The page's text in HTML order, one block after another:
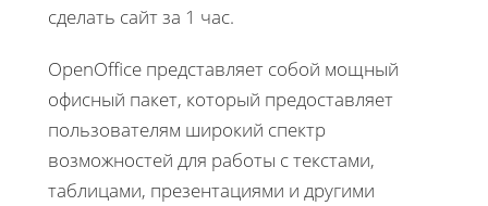
сделать сайт за 1 час.
OpenOffice представляет собой мощный
офисный пакет, который предоставляет
пользователям широкий спектр
возможностей для работы с текстами,
таблицами, презентациями и другими